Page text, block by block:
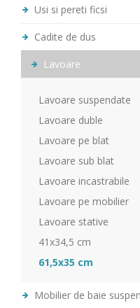
Usi si pereti ficsi
Cadite de dus
Lavoare
Lavoare suspendate
Lavoare duble
Lavoare pe blat
Lavoare sub blat
Lavoare incastrabile
Lavoare pe mobilier
Lavoare stative
41x34,5 cm
61,5x35 cm
Mobilier de baie